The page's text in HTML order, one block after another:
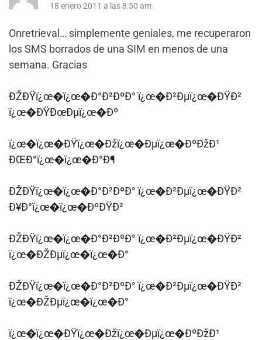
18 enero 2011 a las 8:50 am
Onretrieval… simplemente geniales, me recuperaron
los SMS borrados de una SIM en menos de una
semana. Gracias
ÐŽÐŸï¿œ�ï¿œ�Ð°Ð²ÐºÐ° ï¿œ�Ð²Ðµï¿œ�ÐŸÐ²
ï¿œ�ÐŸÐœÐµï¿œ�Ðº
ï¿œ�ï¿œ�ÐŸï¿œ�Ðžï¿œ�Ðµï¿œ�ÐºÐžÐ¹
ÐŒÐ°ï¿œ�ï¿œ�Ð°Ð¶
ÐŽÐŸï¿œ�ï¿œ�Ð°Ð²ÐºÐ° ï¿œ�Ð²Ðµï¿œ�ÐŸÐ²
Ð¥Ð°ï¿œ�ï¿œ�ÐºÐŸÐ²
ÐŽÐŸï¿œ�ï¿œ�Ð°Ð²ÐºÐ° ï¿œ�Ð²Ðµï¿œ�ÐŸÐ²
ï¿œ�ÐŽÐµï¿œ�ï¿œ�Ð°
ÐŽÐŸï¿œ�ï¿œ�Ð°Ð²ÐºÐ° ï¿œ�Ð²Ðµï¿œ�ÐŸÐ²
ï¿œ�ÐŽÐµï¿œ�ï¿œ�Ð°
ï¿œ�ï¿œ�ÐŸï¿œ�Ðžï¿œ�Ðµï¿œ�ÐºÐžÐ¹